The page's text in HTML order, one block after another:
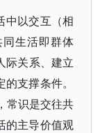
中以交互（相
生活即群体
际关系、建立
支撑条件。
常识是交往共
的主导价值观